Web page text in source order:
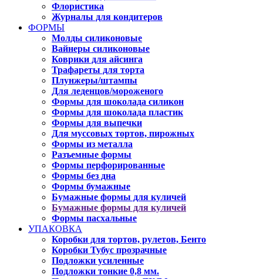
Флористика
Журналы для кондитеров
ФОРМЫ
Молды силиконовые
Вайнеры силиконовые
Коврики для айсинга
Трафареты для торта
Плунжеры/штампы
Для леденцов/мороженого
Формы для шоколада силикон
Формы для шоколада пластик
Формы для выпечки
Для муссовых тортов, пирожных
Формы из металла
Разъемные формы
Формы перфорированные
Формы без дна
Формы бумажные
Бумажные формы для куличей
Бумажные формы для куличей
Формы пасхальные
УПАКОВКА
Коробки для тортов, рулетов, Бенто
Коробки Тубус прозрачные
Подложки усиленные
Подложки тонкие 0,8 мм.